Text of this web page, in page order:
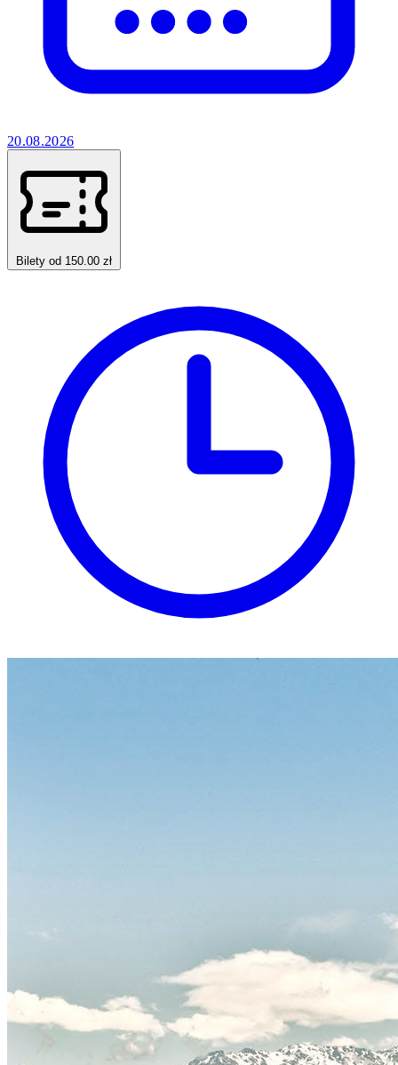
20.08.2026
Bilety od 150.00 zł